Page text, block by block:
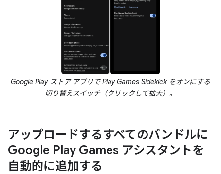
Google Play ストア アプリで Play Games Sidekick をオンにする
切り替えスイッチ（クリックして拡大）。
アップロードするすべてのバンドルに
Google Play Games アシスタントを
自動的に追加する